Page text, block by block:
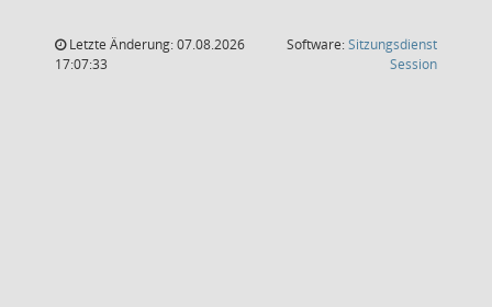
Letzte Änderung: 07.08.2026
17:07:33
Software:Sitzungsdienst
Session(Wird in